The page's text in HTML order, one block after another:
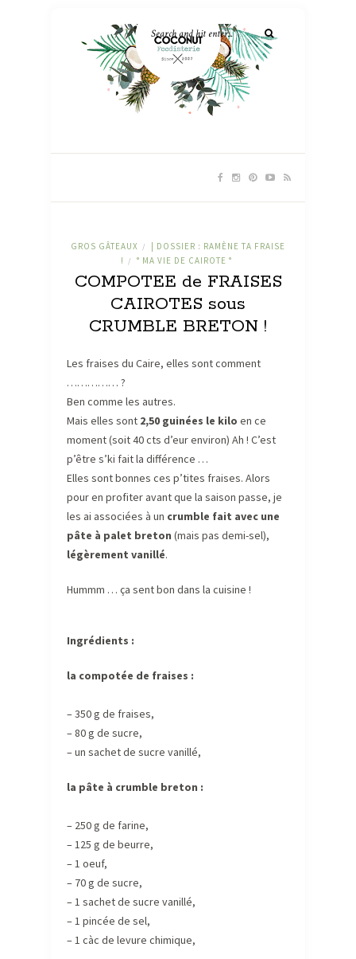
GROS GÂTEAUX /
| DOSSIER : RAMÈNE TA FRAISE
!
/ ° MA VIE DE CAIROTE °
COMPOTEE de FRAISES
CAIROTES sous
CRUMBLE BRETON !
Les fraises du Caire, elles sont comment
…………… ?
Ben comme les autres.
Mais elles sont 2,50 guinées le kilo en ce
moment (soit 40 cts d’eur environ) Ah ! C’est
p’être s’ki fait la différence …
Elles sont bonnes ces p’tites fraises. Alors
pour en profiter avant que la saison passe, je
les ai associées à un crumble fait avec une
pâte à palet breton (mais pas demi-sel),
légèrement vanillé.
Hummm … ça sent bon dans la cuisine !
Ingrédients :
la compotée de fraises :
– 350 g de fraises,
– 80 g de sucre,
– un sachet de sucre vanillé,
la pâte à crumble breton :
– 250 g de farine,
– 125 g de beurre,
– 1 oeuf,
– 70 g de sucre,
– 1 sachet de sucre vanillé,
– 1 pincée de sel,
– 1 càc de levure chimique,